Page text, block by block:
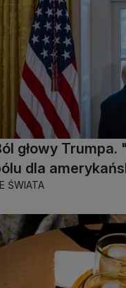
głowy
dla
ŚWIATA